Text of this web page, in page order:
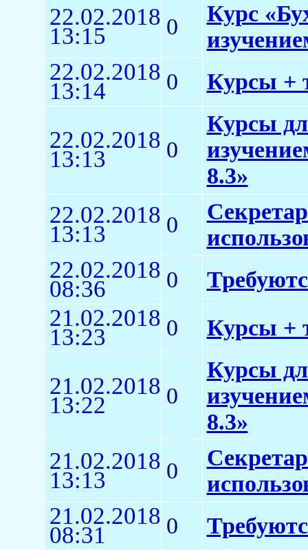
22.02.2018
13:15 0
Курс
22.02.2018
13:14 0 Курсы +
22.02.2018
13:13 0
Курсы
8.3»
22.02.2018
13:13 0
22.02.2018
08:36 0
21.02.2018
13:23 0 Курсы +
21.02.2018
13:22 0
Курсы
8.3»
21.02.2018
13:13 0
21.02.2018
08:31 0